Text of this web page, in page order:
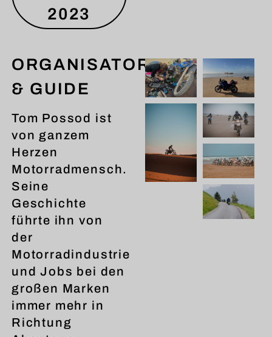
2023
ORGANISATOR
& GUIDE
Tom Possod ist
von ganzem
Herzen
Motorradmensch.
Seine
Geschichte
führte ihn von
der
Motorradindustrie
und Jobs bei den
großen Marken
immer mehr in
Richtung